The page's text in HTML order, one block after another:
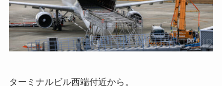
ターミナルビル西端付近から。